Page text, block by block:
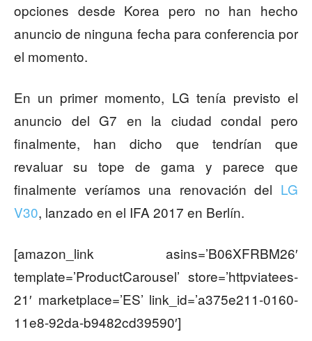
opciones desde Korea pero no han hecho
anuncio de ninguna fecha para conferencia por
el momento.
En un primer momento, LG tenía previsto el
anuncio del G7 en la ciudad condal pero
finalmente, han dicho que tendrían que
revaluar su tope de gama y parece que
finalmente veríamos una renovación del LG
V30, lanzado en el IFA 2017 en Berlín.
[amazon_link asins=’B06XFRBM26′
template=’ProductCarousel’ store=’httpviatees-
21′ marketplace=’ES’ link_id=’a375e211-0160-
11e8-92da-b9482cd39590′]